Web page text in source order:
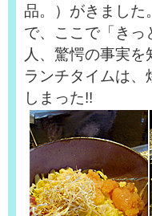
品。）がきました。
で、ここで「きっ
人、驚愕の事実を
ランチタイムは、
しまった!!